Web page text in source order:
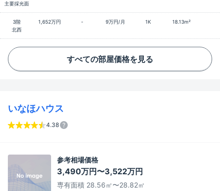
主要採光面
3階 1,652万円 - 9万円/月 1K
18.13m²
北西
すべての部屋価格を見る
いなほハウス
4.38
参考相場価格
3,490万円〜3,522万円
専有面積 28.56㎡〜28.82㎡